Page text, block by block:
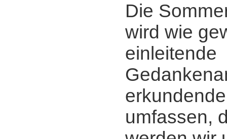
Die
wird wie
einleitende
umfassen,